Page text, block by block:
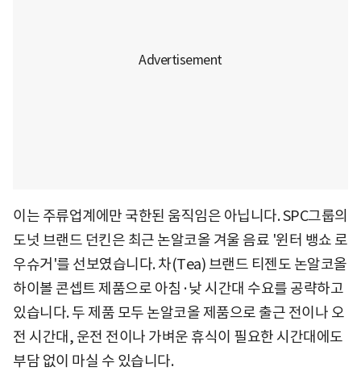
이는 주류업계에만 국한된 움직임은 아닙니다. SPC그룹의
도넛 브랜드 던킨은 최근 논알코올 겨울 음료 '윈터 뱅쇼 로
우슈거'를 선보였습니다. 차(Tea) 브랜드 티젠도 논알코올
하이볼 콘셉트 제품으로 아침·낮 시간대 수요를 공략하고
있습니다. 두 제품 모두 논알코올 제품으로 출근 전이나 오
전 시간대, 운전 전이나 가벼운 휴식이 필요한 시간대에도
부담 없이 마실 수 있습니다.